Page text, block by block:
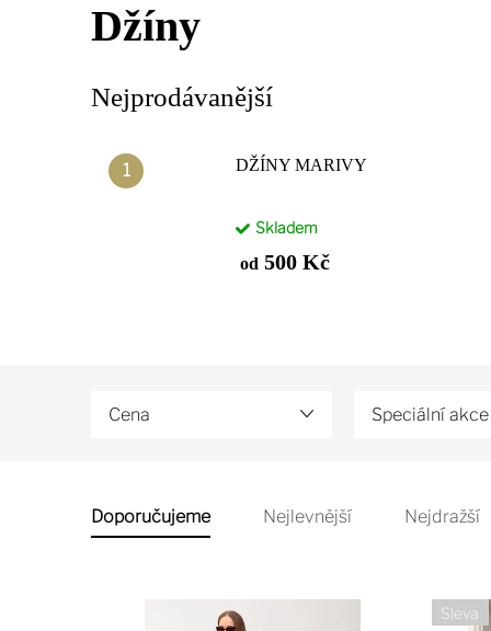
Džíny
Nejprodávanější
DŽÍNY MARIVY
Skladem
od 500 Kč
Cena Speciální akce
ý
Ř
Doporučujeme Nejlevnější Nejdražší
Sleva